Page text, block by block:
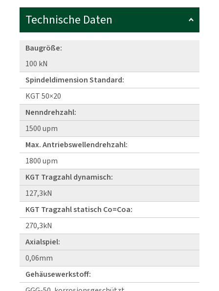
Technische Daten
Baugröße:
100 kN
Spindeldimension Standard:
KGT 50×20
Nenndrehzahl:
1500 upm
Max. Antriebswellendrehzahl:
1800 upm
KGT Tragzahl dynamisch:
127,3kN
KGT Tragzahl statisch Co=Coa:
270,3kN
Axialspiel:
0,06mm
Gehäusewerkstoff: